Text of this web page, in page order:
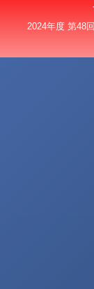
2024年度 第48